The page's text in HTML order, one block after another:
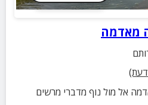
מאדמה
דעת)
אל מול נוף מדברי מרשים